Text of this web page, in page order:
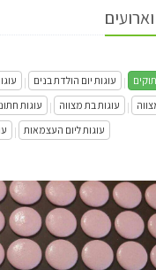
| עוגות יום הולדת בנים |
| עוגות בת מצווה | עוגות
עוגות ליום העצמאות |